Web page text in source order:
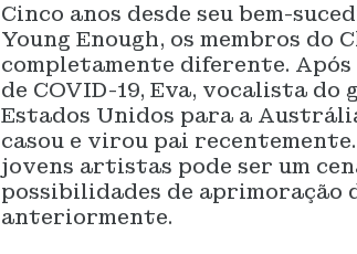
Cinco anos desde seu bem-
Young Enough, os membros do
completamente diferente.
de COVID-19, Eva, vocalista do
Estados Unidos para a
casou e virou pai
jovens artistas pode ser um
possibilidades de aprimoração
anteriormente.